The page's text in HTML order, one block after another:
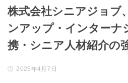
株式会社シニアジョブ
ンアップ・インターナ
携・シニア人材紹介の
2025年4月7日